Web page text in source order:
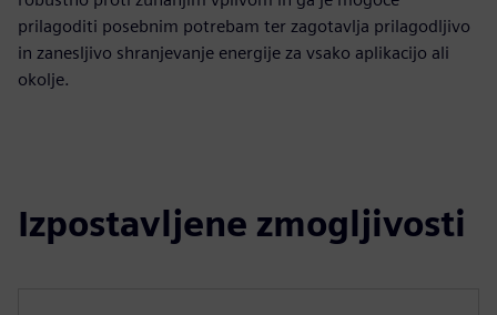
prilagoditi posebnim potrebam ter zagotavlja prilagodljivo
in zanesljivo shranjevanje energije za vsako aplikacijo ali
okolje.
Izpostavljene zmogljivosti